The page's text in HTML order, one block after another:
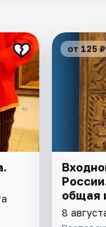
от 125 ₽
общая
8